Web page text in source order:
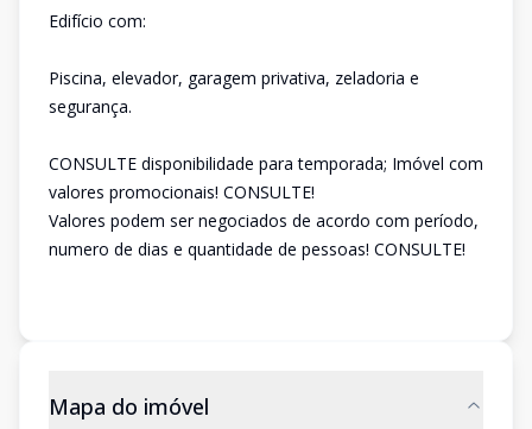
Edifício com:
Piscina, elevador, garagem privativa, zeladoria e
segurança.
CONSULTE disponibilidade para temporada; Imóvel com
valores promocionais! CONSULTE!
Valores podem ser negociados de acordo com período,
numero de dias e quantidade de pessoas! CONSULTE!
Mapa do imóvel